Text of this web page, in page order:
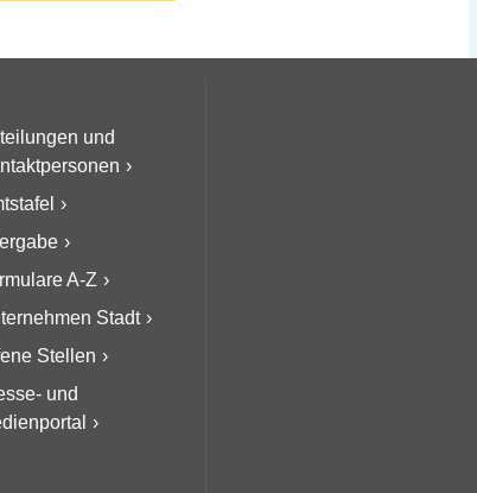
und
A-Z
Stadt
Stellen
und